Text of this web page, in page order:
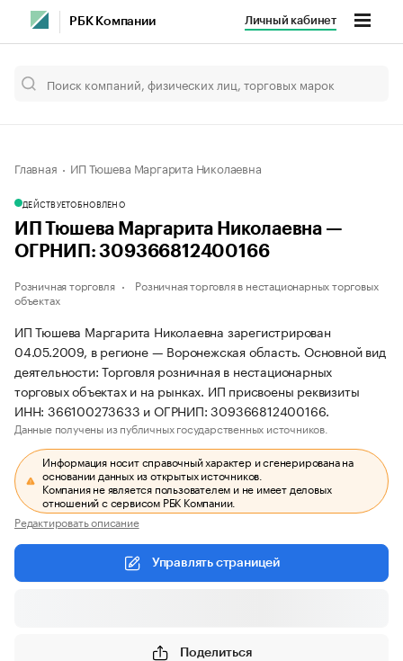
РБК Компании Личный кабинет
Главная ИП Тюшева Маргарита Николаевна
ДЕЙСТВУЕТОБНОВЛЕНО
ИП Тюшева Маргарита Николаевна —
ОГРНИП: 309366812400166
Розничная торговля
Розничная торговля в нестационарных торговых
объектах
ИП Тюшева Маргарита Николаевна зарегистрирован
04.05.2009, в регионе — Воронежская область. Основной вид
деятельности: Торговля розничная в нестационарных
торговых объектах и на рынках. ИП присвоены реквизиты
ИНН: 366100273633 и ОГРНИП: 309366812400166.
Данные получены из публичных государственных источников.
Информация носит справочный характер и сгенерирована на
основании данных из открытых источников.
Компания не является пользователем и не имеет деловых
отношений с сервисом РБК Компании.
Редактировать описание
Управлять страницей
Поделиться